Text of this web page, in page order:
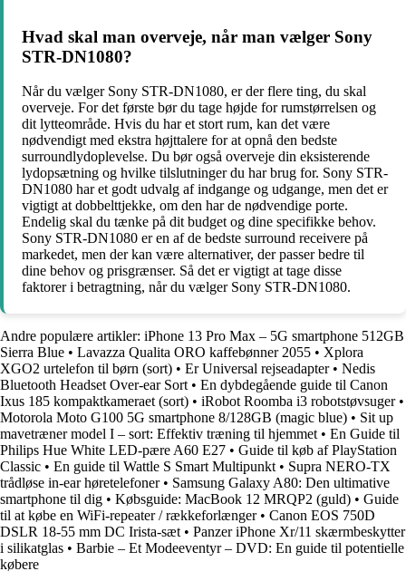
Hvad skal man overveje, når man vælger Sony
STR-DN1080?
Når du vælger Sony STR-DN1080, er der flere ting, du skal
overveje. For det første bør du tage højde for rumstørrelsen og
dit lytteområde. Hvis du har et stort rum, kan det være
nødvendigt med ekstra højttalere for at opnå den bedste
surroundlydoplevelse. Du bør også overveje din eksisterende
lydopsætning og hvilke tilslutninger du har brug for. Sony STR-
DN1080 har et godt udvalg af indgange og udgange, men det er
vigtigt at dobbelttjekke, om den har de nødvendige porte.
Endelig skal du tænke på dit budget og dine specifikke behov.
Sony STR-DN1080 er en af ​​de bedste surround receivere på
markedet, men der kan være alternativer, der passer bedre til
dine behov og prisgrænser. Så det er vigtigt at tage disse
faktorer i betragtning, når du vælger Sony STR-DN1080.
Andre populære artikler: iPhone 13 Pro Max – 5G smartphone 512GB
Sierra Blue • Lavazza Qualita ORO kaffebønner 2055 • Xplora
XGO2 urtelefon til børn (sort) • Er Universal rejseadapter• Nedis
Bluetooth Headset Over-ear Sort • En dybdegående guide til Canon
Ixus 185 kompaktkameraet (sort) • iRobot Roomba i3 robotstøvsuger•
Motorola Moto G100 5G smartphone 8/128GB (magic blue) • Sit up
mavetræner model I – sort: Effektiv træning til hjemmet • En Guide til
Philips Hue White LED-pære A60 E27 • Guide til køb af PlayStation
Classic • En guide til Wattle S Smart Multipunkt • Supra NERO-TX
trådløse in-ear høretelefoner• Samsung Galaxy A80: Den ultimative
smartphone til dig • Købsguide: MacBook 12 MRQP2 (guld) • Guide
til at købe en WiFi-repeater / rækkeforlænger• Canon EOS 750D
DSLR 18-55 mm DC Irista-sæt • Panzer iPhone Xr/11 skærmbeskytter
i silikatglas • Barbie – Et Modeeventyr – DVD: En guide til potentielle
købere